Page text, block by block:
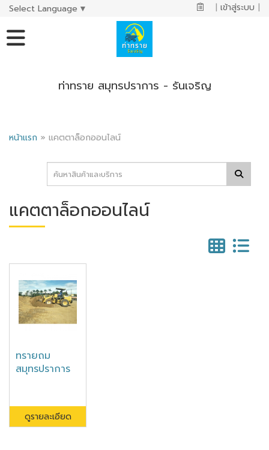
Select Language ▼ | เข้าสู่ระบบ |
ท่าทราย สมุทรปราการ - รันเจริญ
หน้าแรก » แคตตาล็อกออนไลน์
แคตตาล็อกออนไลน์
ทรายถม
สมุทรปราการ
ดูรายละเอียด